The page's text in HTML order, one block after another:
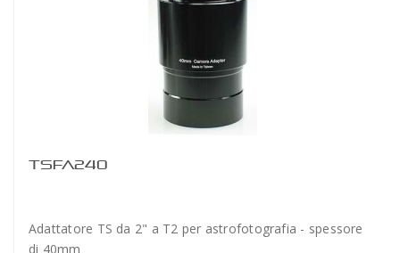
TSFA240
Adattatore TS da 2" a T2 per astrofotografia - spessore
di 40mm